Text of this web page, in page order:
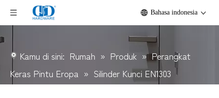
Bahasa indonesia
Kamu di sini: Rumah » Produk »Perangkat
Keras Pintu Eropa » Silinder Kunci EN1303